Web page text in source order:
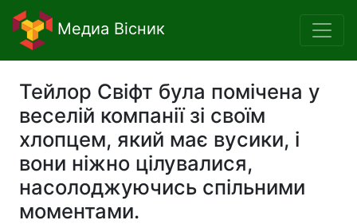
Медиа Вісник
Тейлор Свіфт була помічена у
веселій компанії зі своїм
хлопцем, який має вусики, і
вони ніжно цілувалися,
насолоджуючись спільними
моментами.